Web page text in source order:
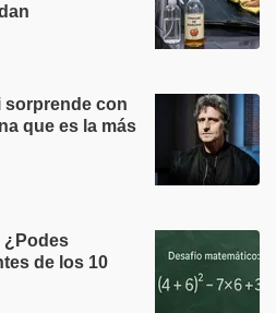
sorprende con
que es la más
¿Podes
de los 10